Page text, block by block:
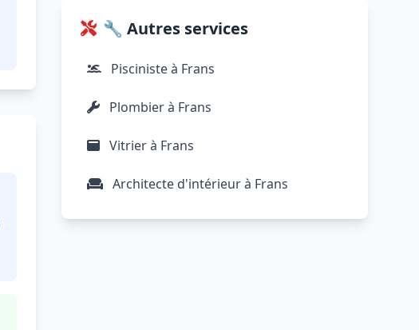
🔧 Autres services
Pisciniste à Frans
Plombier à Frans
Vitrier à Frans
Architecte d'intérieur à Frans